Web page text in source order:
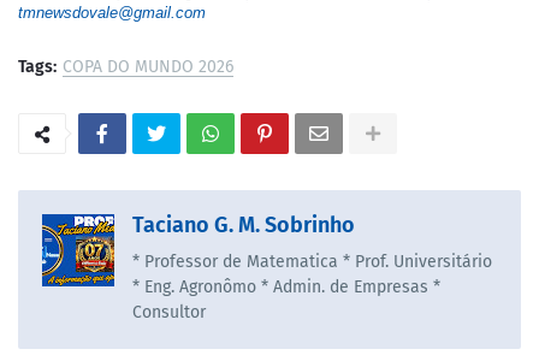
tmnewsdovale@gmail.com
Tags: COPA DO MUNDO 2026
Taciano G. M. Sobrinho
* Professor de Matematica * Prof. Universitário
* Eng. Agronômo * Admin. de Empresas *
Consultor